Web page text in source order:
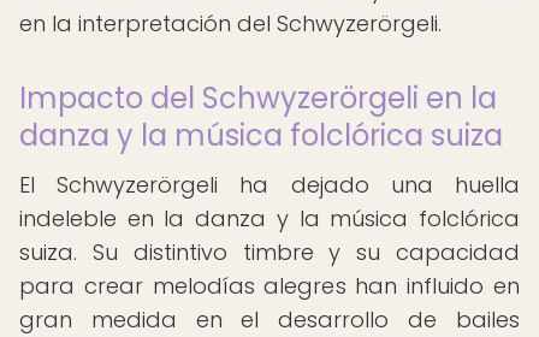
en la interpretación del Schwyzerörgeli.
Impacto del Schwyzerörgeli en la
danza y la música folclórica suiza
El Schwyzerörgeli ha dejado una huella
indeleble en la danza y la música folclórica
suiza. Su distintivo timbre y su capacidad
para crear melodías alegres han influido en
gran medida en el desarrollo de bailes